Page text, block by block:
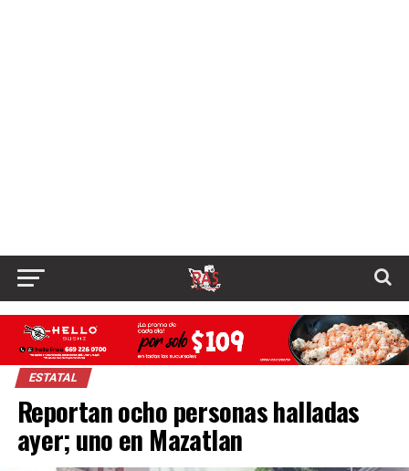
ESTATAL
Reportan ocho personas halladas
ayer; uno en Mazatlan